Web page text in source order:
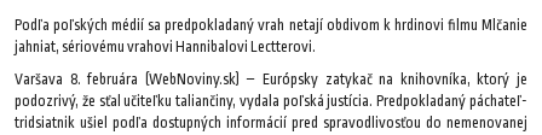
Podľa poľských médií sa predpokladaný vrah netají obdivom k hrdinovi filmu Mlčanie
jahniat, sériovému vrahovi Hannibalovi Lectterovi.
Varšava 8. februára (WebNoviny.sk) – Európsky zatykač na knihovníka, ktorý je
podozrivý, že sťal učiteľku taliančiny, vydala poľská justícia. Predpokladaný páchateľ-
tridsiatnik ušiel podľa dostupných informácií pred spravodlivosťou do nemenovanej